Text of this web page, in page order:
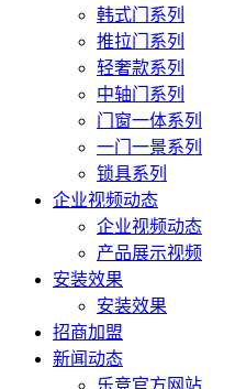
韩式门系列
推拉门系列
轻奢款系列
中轴门系列
门窗一体系列
一门一景系列
锁具系列
企业视频动态
企业视频动态
产品展示视频
安装效果
安装效果
招商加盟
新闻动态